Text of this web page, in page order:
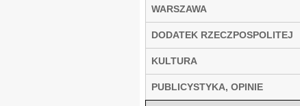
WARSZAWA
DODATEK RZECZPOSPOLITEJ
KULTURA
PUBLICYSTYKA, OPINIE